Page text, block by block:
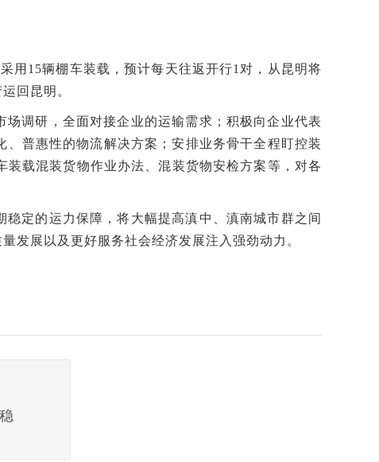
用15辆棚车装载，预计每天往返开行1对，从昆明将
回昆明。
调研，全面对接企业的运输需求；积极向企业代表
普惠性的物流解决方案；安排业务骨干全程盯控装
载混装货物作业办法、混装货物安检方案等，对各
定的运力保障，将大幅提高滇中、滇南城市群之间
发展以及更好服务社会经济发展注入强劲动力。